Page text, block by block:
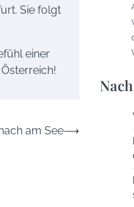
Sie folgt
einer
am See⟶